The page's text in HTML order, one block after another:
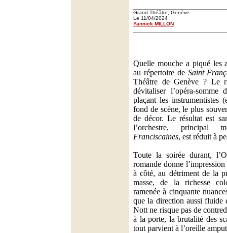
Grand Théâtre, Genève
Le 11/04/2024
Yannick MILLON
Quelle mouche a piqué les
au répertoire de Saint
Théâtre de Genève ? Le
dévitaliser l’opéra-somme
plaçant les instrumentistes
fond de scène, le plus
de décor. Le résultat est
l’orchestre,
Franciscaines, est réduit à
Toute la soirée durant,
romande donne
à côté, au détriment de la
masse, de la richesse
ramenée à cinquante
que la direction aussi fluide
Nott ne risque pas de
à la porte, la brutalité des
tout parvient à l’oreille